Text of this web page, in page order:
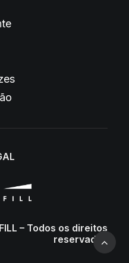
– Todos os direitos
reservados